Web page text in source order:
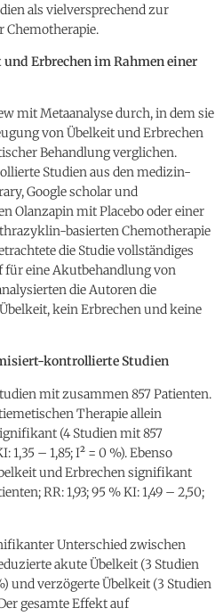
als vielversprechend zur
Chemotherapie.
Erbrechen im Rahmen einer
mit Metaanalyse durch, in dem sie
von Übelkeit und Erbrechen
Behandlung verglichen.
Studien aus den medizin-
Google scholar und
Olanzapin mit Placebo oder einer
basierten Chemotherapie
die Studie vollständiges
für eine Akutbehandlung von
die Autoren die
kein Erbrechen und keine
kontrollierte Studien
mit zusammen 857 Patienten.
Therapie allein
(4 Studien mit 857
– 1,85; I² = 0 %). Ebenso
und Erbrechen signifikant
RR: 1,93; 95 % KI: 1,49 – 2,50;
Unterschied zwischen
akute Übelkeit (3 Studien
und verzögerte Übelkeit (3 Studien
gesamte Effekt auf